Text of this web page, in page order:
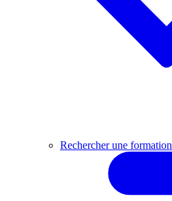
Rechercher une formation